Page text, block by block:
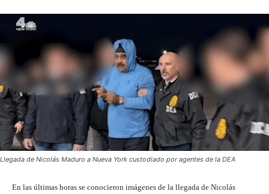
Llegada de Nicolás Maduro a Nueva York custodiado por agentes de la DEA
En las últimas horas se conocieron imágenes de la llegada de Nicolás